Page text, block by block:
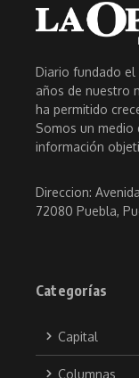
Diario fundado el
años de nuestro
ha permitido
Somos un medio
información
Direccion:
72080 Puebla,
Categorías
Capital
Columnas